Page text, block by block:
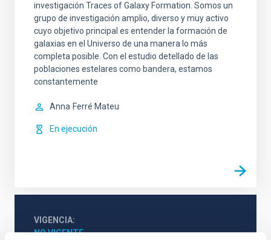
investigación Traces of Galaxy Formation. Somos un
grupo de investigación amplio, diverso y muy activo
cuyo objetivo principal es entender la formación de
galaxias en el Universo de una manera lo más
completa posible. Con el estudio detellado de las
poblaciones estelares como bandera, estamos
constantemente
Anna Ferré Mateu
En ejecución
VIGENCIA
NO VIGENTE